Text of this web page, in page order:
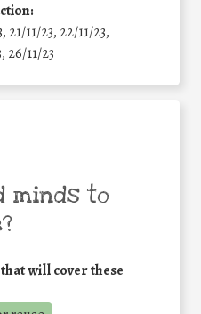
21/11/23, 22/11/23,
26/11/23
minds to
?
will cover these